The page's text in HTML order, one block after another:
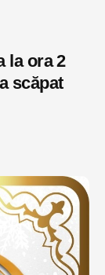
la ora 2
scăpat